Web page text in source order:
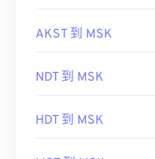
AKST 到 MSK
NDT 到 MSK
HDT 到 MSK